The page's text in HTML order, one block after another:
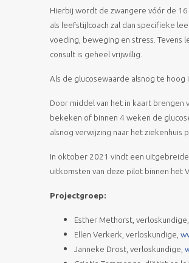
Hierbij wordt de zwangere vóór de
als leefstijlcoach zal dan specifieke
voeding, beweging en stress.
consult is geheel vrijwillig.
Als de glucosewaarde alsnog te hoog
Door middel van het in kaart
bekeken of binnen 4 weken de
alsnog verwijzing naar het ziekenhuis
In oktober 2021 vindt een
uitkomsten van deze pilot binnen het
Projectgroep:
Esther Methorst, verloskundige,
Ellen Verkerk, verloskundige,
Janneke Drost, verloskundige,